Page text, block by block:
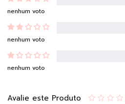
nenhum voto
nenhum voto
nenhum voto
Avalie este Produto